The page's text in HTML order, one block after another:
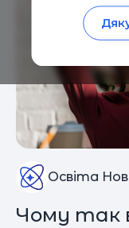
Освіта
Чому так